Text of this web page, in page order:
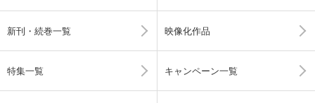
新刊・続巻一覧 映像化作品
特集一覧 キャンペーン一覧